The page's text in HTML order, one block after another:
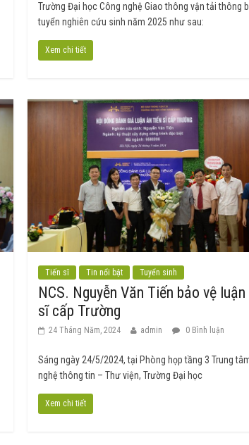
Trường Đại học Công nghệ Giao thông vận tải thông
tuyển nghiên cứu sinh năm 2025 như sau:
Xem chi tiết
Tiến sĩ Tin nổi bật Tuyển sinh
NCS. Nguyễn Văn Tiến bảo vệ
sĩ cấp Trường
24 Tháng Năm, 2024 admin 0 Bình luận
Sáng ngày 24/5/2024, tại Phòng họp tầng 3 Trung
nghệ thông tin – Thư viện, Trường Đại học
Xem chi tiết